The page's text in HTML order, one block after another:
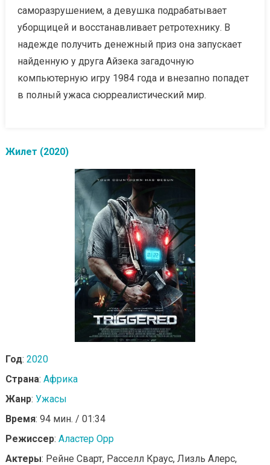
саморазрушением, а девушка подрабатывает
уборщицей и восстанавливает ретротехнику. В
надежде получить денежный приз она запускает
найденную у друга Айзека загадочную
компьютерную игру 1984 года и внезапно попадет
в полный ужаса сюрреалистический мир.
Жилет (2020)
Год: 2020
Страна: Африка
Жанр: Ужасы
Время: 94 мин. / 01:34
Режиссер: Аластер Орр
Актеры: Рейне Сварт, Расселл Краус, Лизль Алерс,